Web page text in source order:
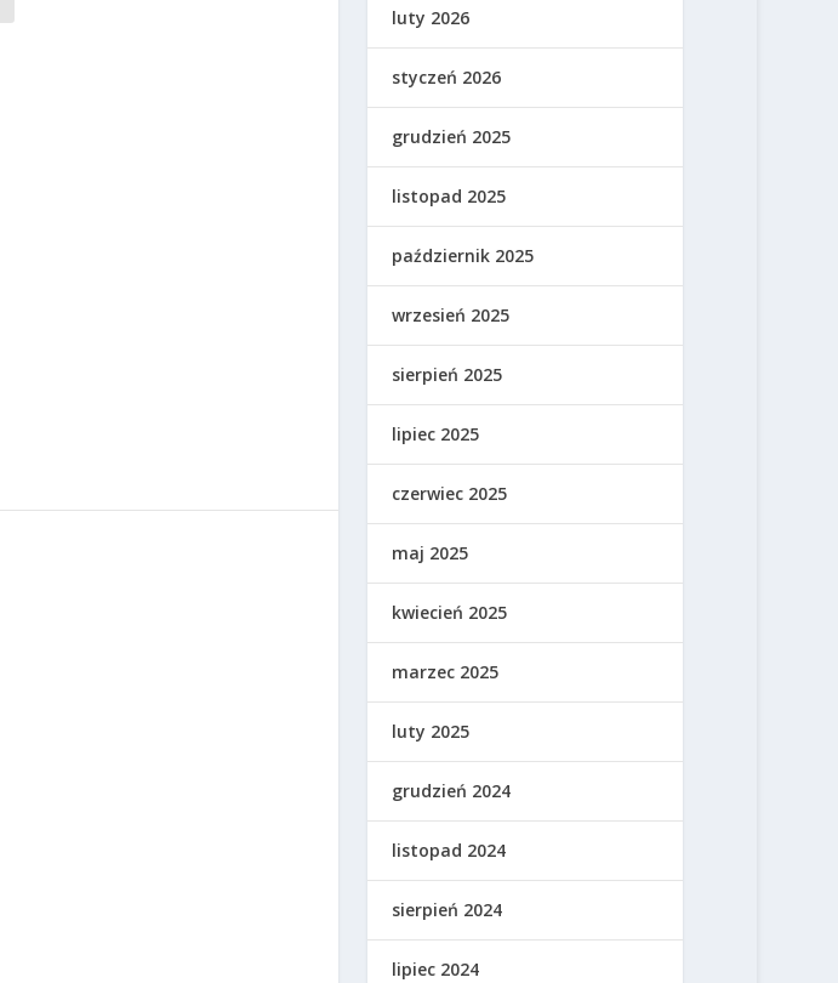
luty 2026
styczeń 2026
grudzień 2025
listopad 2025
październik 2025
wrzesień 2025
sierpień 2025
lipiec 2025
czerwiec 2025
maj 2025
kwiecień 2025
marzec 2025
luty 2025
grudzień 2024
listopad 2024
sierpień 2024
lipiec 2024